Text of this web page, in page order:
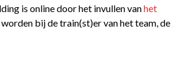
is online door het invullen vanhet
bij de train(st)er van het team, de